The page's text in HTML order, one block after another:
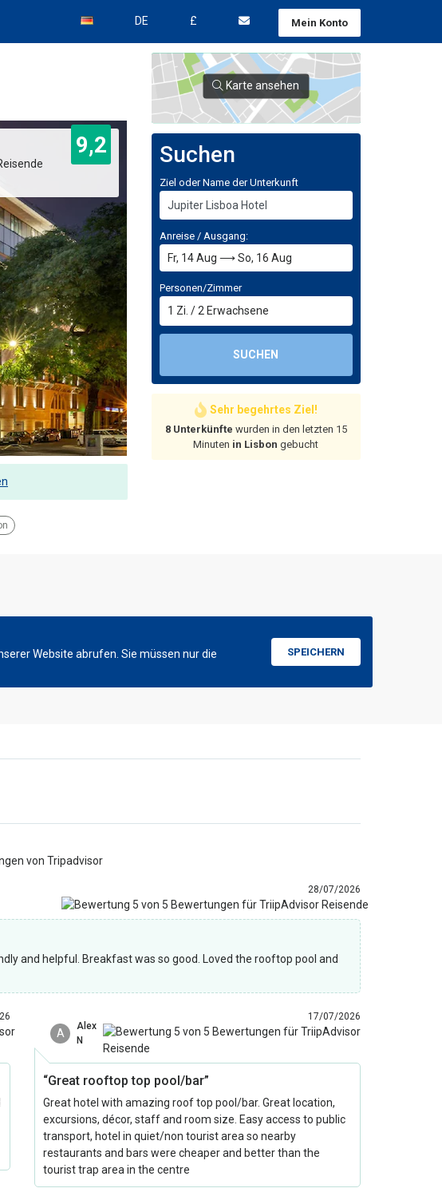
DE £ Mein Konto
9,2
Karte ansehen
Suchen
Ziel oder Name der Unterkunft
Anreise / Ausgang:
Personen/Zimmer
1 Zi. /2 Erwachsene
SUCHEN
Sehr begehrtes Ziel!
8 Unterkünfte wurden in den letzten 15
Minuten in Lisbon gebucht
Website abrufen. Sie müssen nur die
SPEICHERN
von Tripadvisor
28/07/2026
and helpful. Breakfast was so good. Loved the rooftop pool and
A
Alex
N
17/07/2026
“Great rooftop top pool/bar”
Great hotel with amazing roof top pool/bar. Great location,
excursions, décor, staff and room size. Easy access to public
transport, hotel in quiet/non tourist area so nearby
restaurants and bars were cheaper and better than the
tourist trap area in the centre